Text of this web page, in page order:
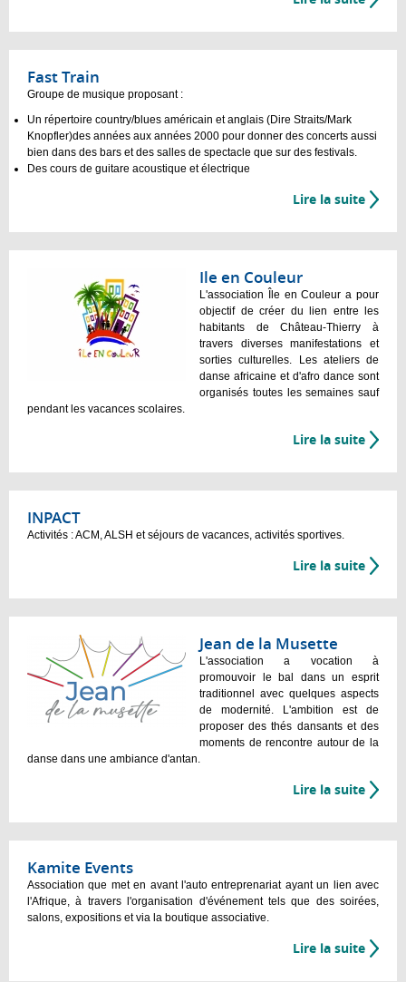
Fast Train
Groupe de musique proposant :
Un répertoire country/blues américain et anglais (Dire Straits/Mark
Knopfler)des années aux années 2000 pour donner des concerts aussi
bien dans des bars et des salles de spectacle que sur des festivals.
Des cours de guitare acoustique et électrique
Lire la suite
Ile en Couleur
L'association Île en Couleur a pour
objectif de créer du lien entre les
habitants de Château-Thierry à
travers diverses manifestations et
sorties culturelles. Les ateliers de
danse africaine et d'afro dance sont
organisés toutes les semaines sauf
pendant les vacances scolaires.
Lire la suite
INPACT
Activités : ACM, ALSH et séjours de vacances, activités sportives.
Lire la suite
Jean de la Musette
L'association a vocation à
promouvoir le bal dans un esprit
traditionnel avec quelques aspects
de modernité. L'ambition est de
proposer des thés dansants et des
moments de rencontre autour de la
danse dans une ambiance d'antan.
Lire la suite
Kamite Events
Association que met en avant l'auto entreprenariat ayant un lien avec
l'Afrique, à travers l'organisation d'événement tels que des soirées,
salons, expositions et via la boutique associative.
Lire la suite